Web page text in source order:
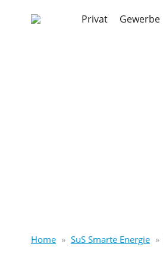
Privat Gewerbe
Home SuS Smarte Energie